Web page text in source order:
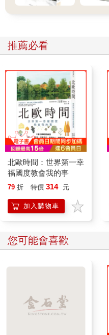
如果漫天塵土，而我
那我只能探問，「癡人──
還是對於放下或者堅持
訴說得太少──
夏天還沒真正開始
而紫羅蘭，
有幾朵已採，而其餘凋殘？」
【在暗影中】
琥珀色的傍晚，
混淆菊花叢間，
她的陽傘，蒼白的氣球，
像一輪等待的月，在暗影中漂
她晦密的蕾絲和迷濛的長髮
在花園的日晷上蒸餾
如她所願再次穿上暗影。
背後，比暗影更加靜默，降臨。
「來吧，已經太晚，─太晚了
推薦必看
北歐時間：世界第一幸
福國度教會我的事
79 折 特價 314 元
加入購物車
您可能會喜歡